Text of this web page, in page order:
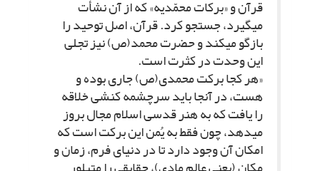
قرآن و «برکات محمّدیه» که از آن نشأت
مى‏گیرد، جستجو کرد. قرآن، اصل توحید را
بازگو مى‏کند و حضرت محمد(ص) نیز تجلى
این وحدت در کثرت است.
«هر کجا برکت محمدى(ص) جارى بوده و
هست، در آنجا باید سرچشمه کنشى خلاقه
را یافت که به هنر قدسى اسلام مجال بروز
مى‏دهد، چون فقط به یُمن این برکت است که
امکان آن وجود دارد تا در دنیاى فرم، زمان و